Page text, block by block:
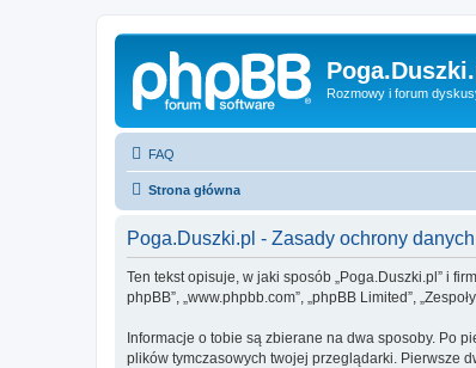
Rozmowy i forum
FAQ
Strona główna
Poga.Duszki.pl - Zasady ochrony
Ten tekst opisuje, w jaki sposób „Poga.Duszki.pl” i
phpBB”, „www.phpbb.com”, „phpBB Limited”,
Informacje o tobie są zbierane na dwa sposoby. Po
plików tymczasowych twojej przeglądarki. Pierwsze